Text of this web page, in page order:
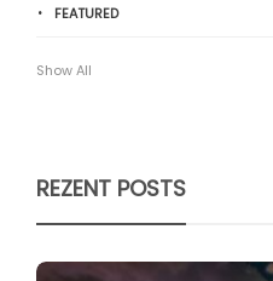
FEATURED
Show All
REZENT POSTS